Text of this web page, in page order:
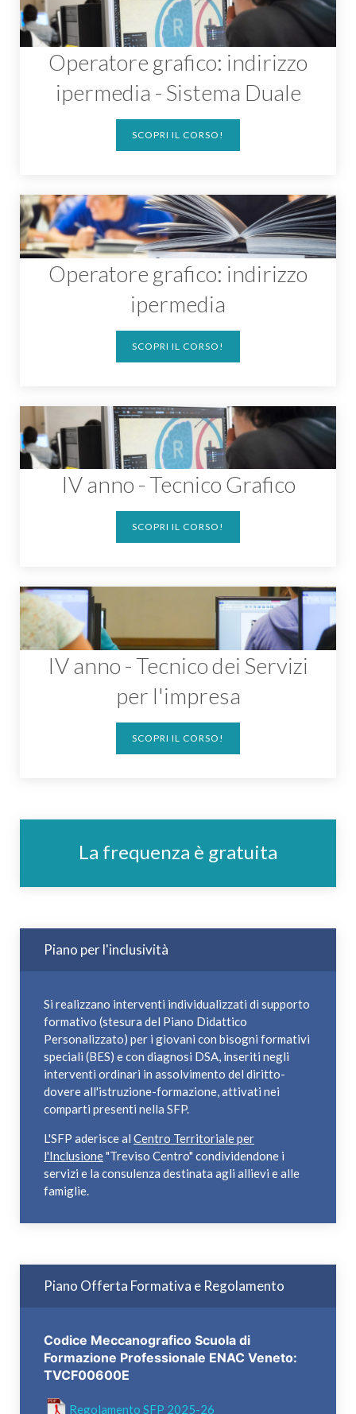
Operatore grafico: indirizzo
ipermedia - Sistema Duale
SCOPRI IL CORSO!
Operatore grafico: indirizzo
ipermedia
SCOPRI IL CORSO!
IV anno - Tecnico Grafico
SCOPRI IL CORSO!
IV anno - Tecnico dei Servizi
per l'impresa
SCOPRI IL CORSO!
La frequenza è gratuita
Piano per l'inclusività
Si realizzano interventi individualizzati di supporto
formativo (stesura del Piano Didattico
Personalizzato) per i giovani con bisogni formativi
speciali (BES) e con diagnosi DSA, inseriti negli
interventi ordinari in assolvimento del diritto-
dovere all'istruzione-formazione, attivati nei
comparti presenti nella SFP.
L'SFP aderisce al Centro Territoriale per
l'Inclusione"Treviso Centro" condividendone i
servizi e la consulenza destinata agli allievi e alle
famiglie.
Piano Offerta Formativa e Regolamento
Codice Meccanografico Scuola di
Formazione Professionale ENAC Veneto:
TVCF00600E
Regolamento SFP 2025-26